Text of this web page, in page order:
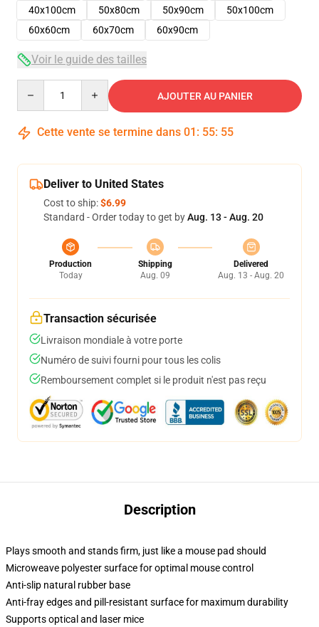
40x100cm
50x80cm 50x90cm
50x100cm
60x60cm
60x70cm 60x90cm
Voir le guide des tailles
AJOUTER AU PANIER
Cette vente se termine dans 01 : 55: 54
Deliver to United States
Cost to ship:$6.99
Standard - Order today to get byAug. 13 - Aug. 20
Production
Today
Shipping
Aug. 09
Delivered
Aug. 13 - Aug. 20
Transaction sécurisée
Livraison mondiale à votre porte
Numéro de suivi fourni pour tous les colis
Remboursement complet si le produit n'est pas reçu
Description
Plays smooth and stands firm, just like a mouse pad should
Microweave polyester surface for optimal mouse control
Anti-slip natural rubber base
Anti-fray edges and pill-resistant surface for maximum durability
Supports optical and laser mice